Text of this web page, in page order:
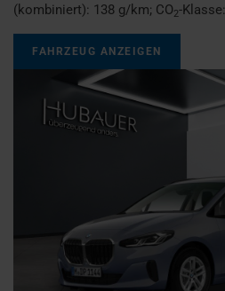
(kombiniert): 138 g/km; CO2-Klasse:
FAHRZEUG ANZEIGEN